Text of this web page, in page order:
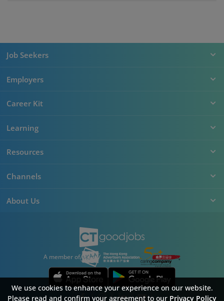
Job Seekers
Employers
Career Kit
Learning
Resources
Channels
About Us
A member of
We use cookies to enhance your experience on our website.
Please read and confirm your agreement to our Privacy Policy